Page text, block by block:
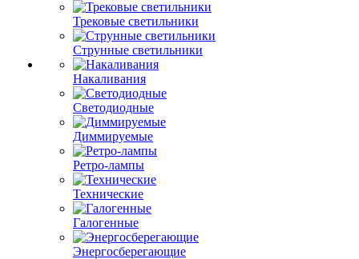
Трековые светильники
Струнные светильники
Накаливания
Светодиодные
Диммируемые
Ретро-лампы
Технические
Галогенные
Энергосберегающие